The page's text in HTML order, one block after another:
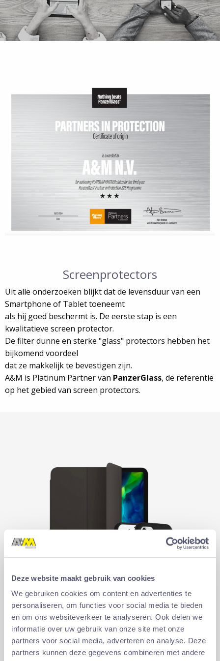
Deze website maakt gebruik van cookies
We gebruiken cookies om content en advertenties te
personaliseren, om functies voor social media te bieden
en om ons websiteverkeer te analyseren. Ook delen we
informatie over uw gebruik van onze site met onze
partners voor social media, adverteren en analyse. Deze
partners kunnen deze gegevens combineren met andere
Screenprotectors
Uit alle onderzoeken blijkt dat de levensduur van een
Smartphone of Tablet toeneemt
als hij goed beschermt is. De eerste stap is een
kwalitatieve screen protector.
De filter dunne en sterke "glass" protectors hebben het
bijkomend voordeel
dat ze makkelijk te bevestigen zijn.
A&M is Platinum Partner van PanzerGlass, de referentie
op het gebied van screen protectors.
Cases